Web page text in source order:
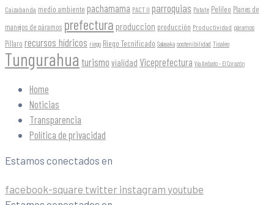
Caizabanda medio ambiente pachamama PACT II parroquias Patate Pelileo Planes de
manejos de páramos prefectura produccion producción Productividad páramos
Píllaro recursos hídricos riego Riego Tecnificado Salasaka sostenibilidad Tisaleo
Tungurahua turismo vialidad Viceprefectura Vía Ambato - El Corazón
Home
Noticias
Transparencia
Política de privacidad
Estamos conectados en
facebook-square twitter instagram youtube